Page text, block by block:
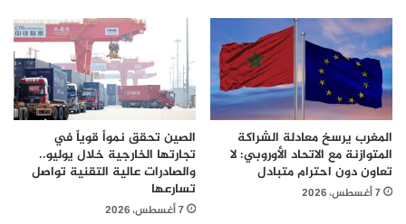
المغرب يرسخ معادلة الشراكة
المتوازنة مع الاتحاد الأوروبي: لا
تعاون دون احترام متبادل
7 أغسطس، 2026
الصين تحقق نمواً قوياً في
تجارتها الخارجية خلال يوليو..
والصادرات عالية التقنية تواصل
تسارعها
7 أغسطس، 2026